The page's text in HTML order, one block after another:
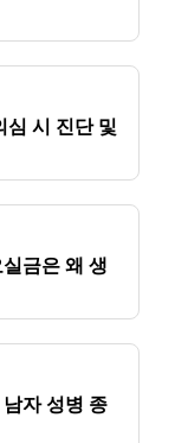
심 시 진단 및
금은 왜 생
자 성병 종